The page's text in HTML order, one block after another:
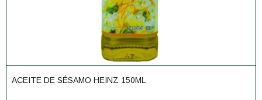
ACEITE DE SÉSAMO HEINZ 150ML